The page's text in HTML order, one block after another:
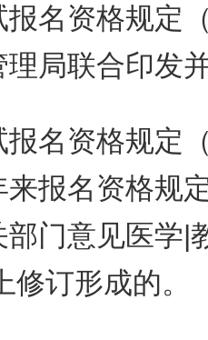
名资格规定
局联合印发
名资格规定
报名资格规
门意见医学|
修订形成的。